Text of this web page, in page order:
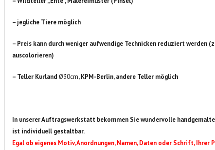
– jegliche Tiere möglich
– Preis kann durch weniger aufwendige Technicken reduziert werden
auscolorieren)
– Teller Kurland Ø30cm, KPM-Berlin, andere Teller möglich
In unserer Auftragswerkstatt bekommen Sie wundervolle
ist individuell gestaltbar.
Egal ob eigenes Motiv, Anordnungen, Namen, Daten oder Schrift, Ihrer